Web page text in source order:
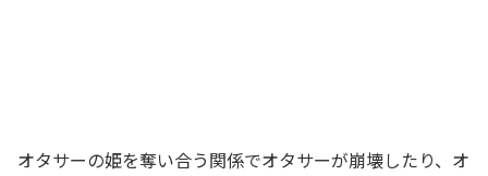
オタサーの姫を奪い合う関係でオタサーが崩壊したり、オ